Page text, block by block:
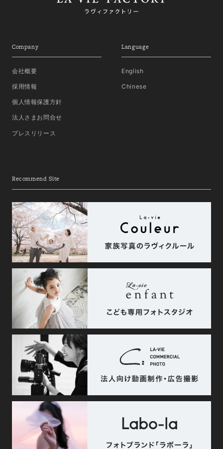
Company
会社概要
採用情報
個人情報保護方針
法人さまお問合せ
プレスリリース
Language
English
Chinese
Recommend Site